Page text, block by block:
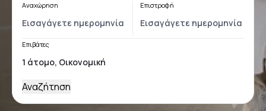
Αναχώρηση Επιστροφή
Επιβάτες
Αναζήτηση